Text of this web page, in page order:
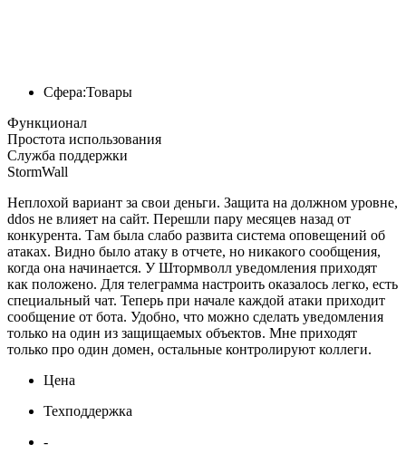
Сфера:Товары
Функционал
Простота использования
Служба поддержки
StormWall
Неплохой вариант за свои деньги. Защита на должном уровне,
ddos не влияет на сайт. Перешли пару месяцев назад от
конкурента. Там была слабо развита система оповещений об
атаках. Видно было атаку в отчете, но никакого сообщения,
когда она начинается. У Штормволл уведомления приходят
как положено. Для телеграмма настроить оказалось легко, есть
специальный чат. Теперь при начале каждой атаки приходит
сообщение от бота. Удобно, что можно сделать уведомления
только на один из защищаемых объектов. Мне приходят
только про один домен, остальные контролируют коллеги.
Цена
Техподдержка
-